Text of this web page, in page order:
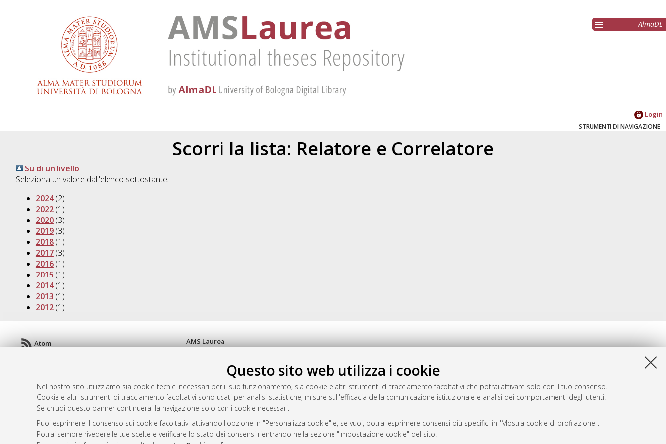
Questo sito web utilizza i cookie
Nel nostro sito utilizziamo sia cookie tecnici necessari per il suo funzionamento, sia cookie e altri strumenti di tracciamento facoltativi che potrai attivare solo con il tuo consenso.
Cookie e altri strumenti di tracciamento facoltativi sono usati per analisi statistiche, misure sull'efficacia della comunicazione istituzionale e analisi dei comportamenti degli utenti.
Se chiudi questo banner continuerai la navigazione solo con i cookie necessari.
Puoi esprimere il consenso sui cookie facoltativi attivando l'opzione in "Personalizza cookie" e, se vuoi, potrai esprimere consensi più specifici in "Mostra cookie di profilazione".
Potrai sempre rivedere le tue scelte e verificare lo stato dei consensi rientrando nella sezione "Impostazione cookie" del sito.
AlmaDL
Login
STRUMENTI DI NAVIGAZIONE
Scorri la lista: Relatore e Correlatore
Su di un livello
Seleziona un valore dall'elenco sottostante.
2024(2)
2022(1)
2020(3)
2019(3)
2018(1)
2017(3)
2016(1)
2015 (1)
2014(1)
2013 (1)
2012(1)
Atom
AMS Laurea
Impostazioni Cookie
Informativa sulla privacy
Condizioni d’uso del sito
© ALMA MATER STUDIORUM - Università di Bologna, 2007-2026.